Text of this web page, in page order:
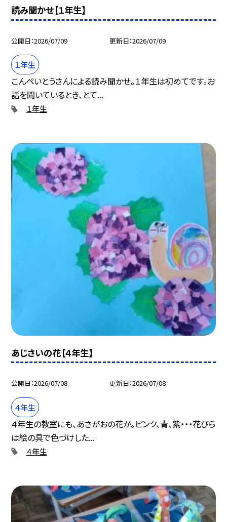
読み聞かせ【１年生】
公開日 2026/07/09 更新日 2026/07/09
１年生
こんぺいとうさんによる読み聞かせ。１年生は初めてです。お
話を聞いているとき、とて...
１年生
あじさいの花【４年生】
公開日 2026/07/08 更新日 2026/07/08
４年生
４年生の教室にも、あさがおの花が。ピンク、青、紫・・・花びら
は絵の具で色づけした...
４年生